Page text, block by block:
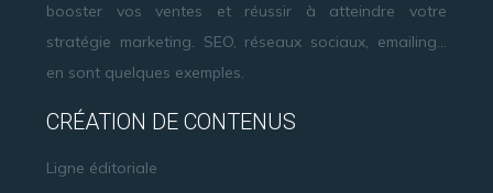
booster vos ventes et réussir à atteindre votre
stratégie marketing. SEO, réseaux sociaux, emailing…
en sont quelques exemples.
CRÉATION DE CONTENUS
Ligne éditoriale